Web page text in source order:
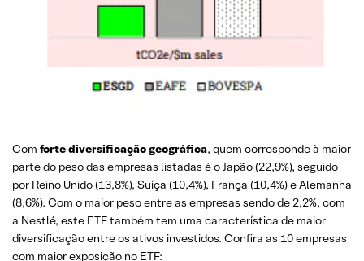
Com forte diversificação geográfica, quem corresponde à maior
parte do peso das empresas listadas é o Japão (22,9%), seguido
por Reino Unido (13,8%), Suíça (10,4%), França (10,4%) e Alemanha
(8,6%). Com o maior peso entre as empresas sendo de 2,2%, com
a Nestlé, este ETF também tem uma característica de maior
diversificação entre os ativos investidos. Confira as 10 empresas
com maior exposição no ETF: